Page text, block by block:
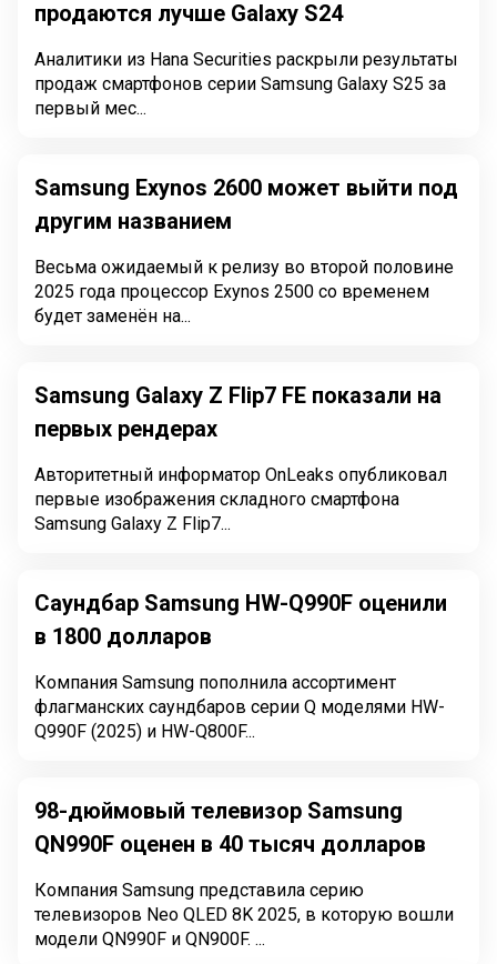
продаются лучше Galaxy S24
Аналитики из Hana Securities раскрыли результаты
продаж смартфонов серии Samsung Galaxy S25 за
первый мес...
Samsung Exynos 2600 может выйти под
другим названием
Весьма ожидаемый к релизу во второй половине
2025 года процессор Exynos 2500 со временем
будет заменён на...
Samsung Galaxy Z Flip7 FE показали на
первых рендерах
Авторитетный информатор OnLeaks опубликовал
первые изображения складного смартфона
Samsung Galaxy Z Flip7...
Саундбар Samsung HW-Q990F оценили
в 1800 долларов
Компания Samsung пополнила ассортимент
флагманских саундбаров серии Q моделями HW-
Q990F (2025) и HW-Q800F...
98-дюймовый телевизор Samsung
QN990F оценен в 40 тысяч долларов
Компания Samsung представила серию
телевизоров Neo QLED 8K 2025, в которую вошли
модели QN990F и QN900F. ...